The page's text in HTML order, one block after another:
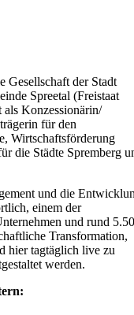
Gesellschaft der Stadt
Spreetal (Freistaat
als Konzessionärin/
für den
Wirtschaftsförderung
die Städte Spremberg
und die
einem der
und rund
Transformation,
hier tagtäglich live zu
werden.